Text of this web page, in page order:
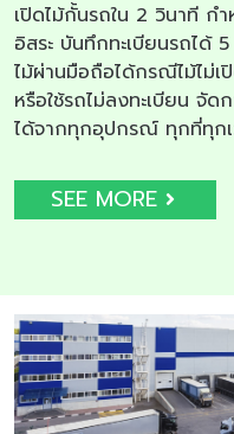
เปิดไม้กั้นรถใน 2 วินาที ก
อิสระ บันทึกทะเบียนรถได้
ไม้ผ่านมือถือได้กรณีไม้ไม่
หรือใช้รถไม่ลงทะเบียน จั
ได้จากทุกอุปกรณ์ ทุกที่ทุก
SEE MORE